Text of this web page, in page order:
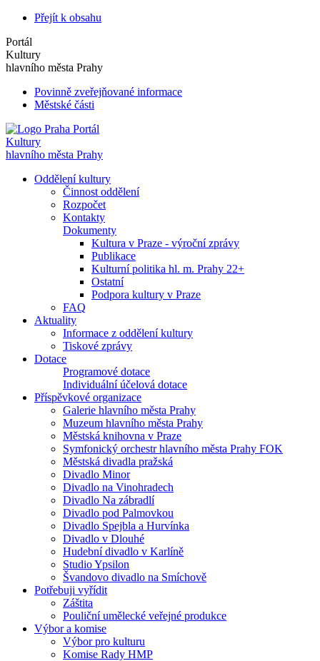
Přejít k obsahu
Portál
Kultury
hlavního města Prahy
Povinně zveřejňované informace
Městské části
Portál
Kultury
hlavního města Prahy
Oddělení kultury
Činnost oddělení
Rozpočet
Kontakty
Dokumenty
Kultura v Praze - výroční zprávy
Publikace
Kulturní politika hl. m. Prahy 22+
Ostatní
Podpora kultury v Praze
FAQ
Aktuality
Informace z oddělení kultury
Tiskové zprávy
Dotace
Programové dotace
Individuální účelová dotace
Příspěvkové organizace
Galerie hlavního města Prahy
Muzeum hlavního města Prahy
Městská knihovna v Praze
Symfonický orchestr hlavního města Prahy FOK
Městská divadla pražská
Divadlo Minor
Divadlo na Vinohradech
Divadlo Na zábradlí
Divadlo pod Palmovkou
Divadlo Spejbla a Hurvínka
Divadlo v Dlouhé
Hudební divadlo v Karlíně
Studio Ypsilon
Švandovo divadlo na Smíchově
Potřebuji vyřídit
Záštita
Pouliční umělecké veřejné produkce
Výbor a komise
Výbor pro kulturu
Komise Rady HMP